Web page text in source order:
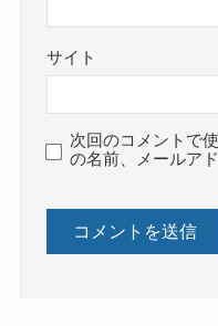
サイト
次回のコメントで
の名前、メールア